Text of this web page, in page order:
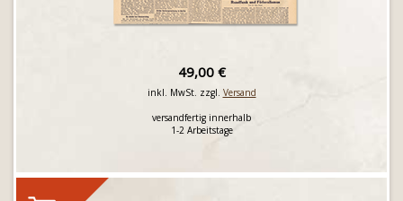
49,00 €
inkl. MwSt. zzgl. Versand
versandfertig innerhalb
1-2 Arbeitstage